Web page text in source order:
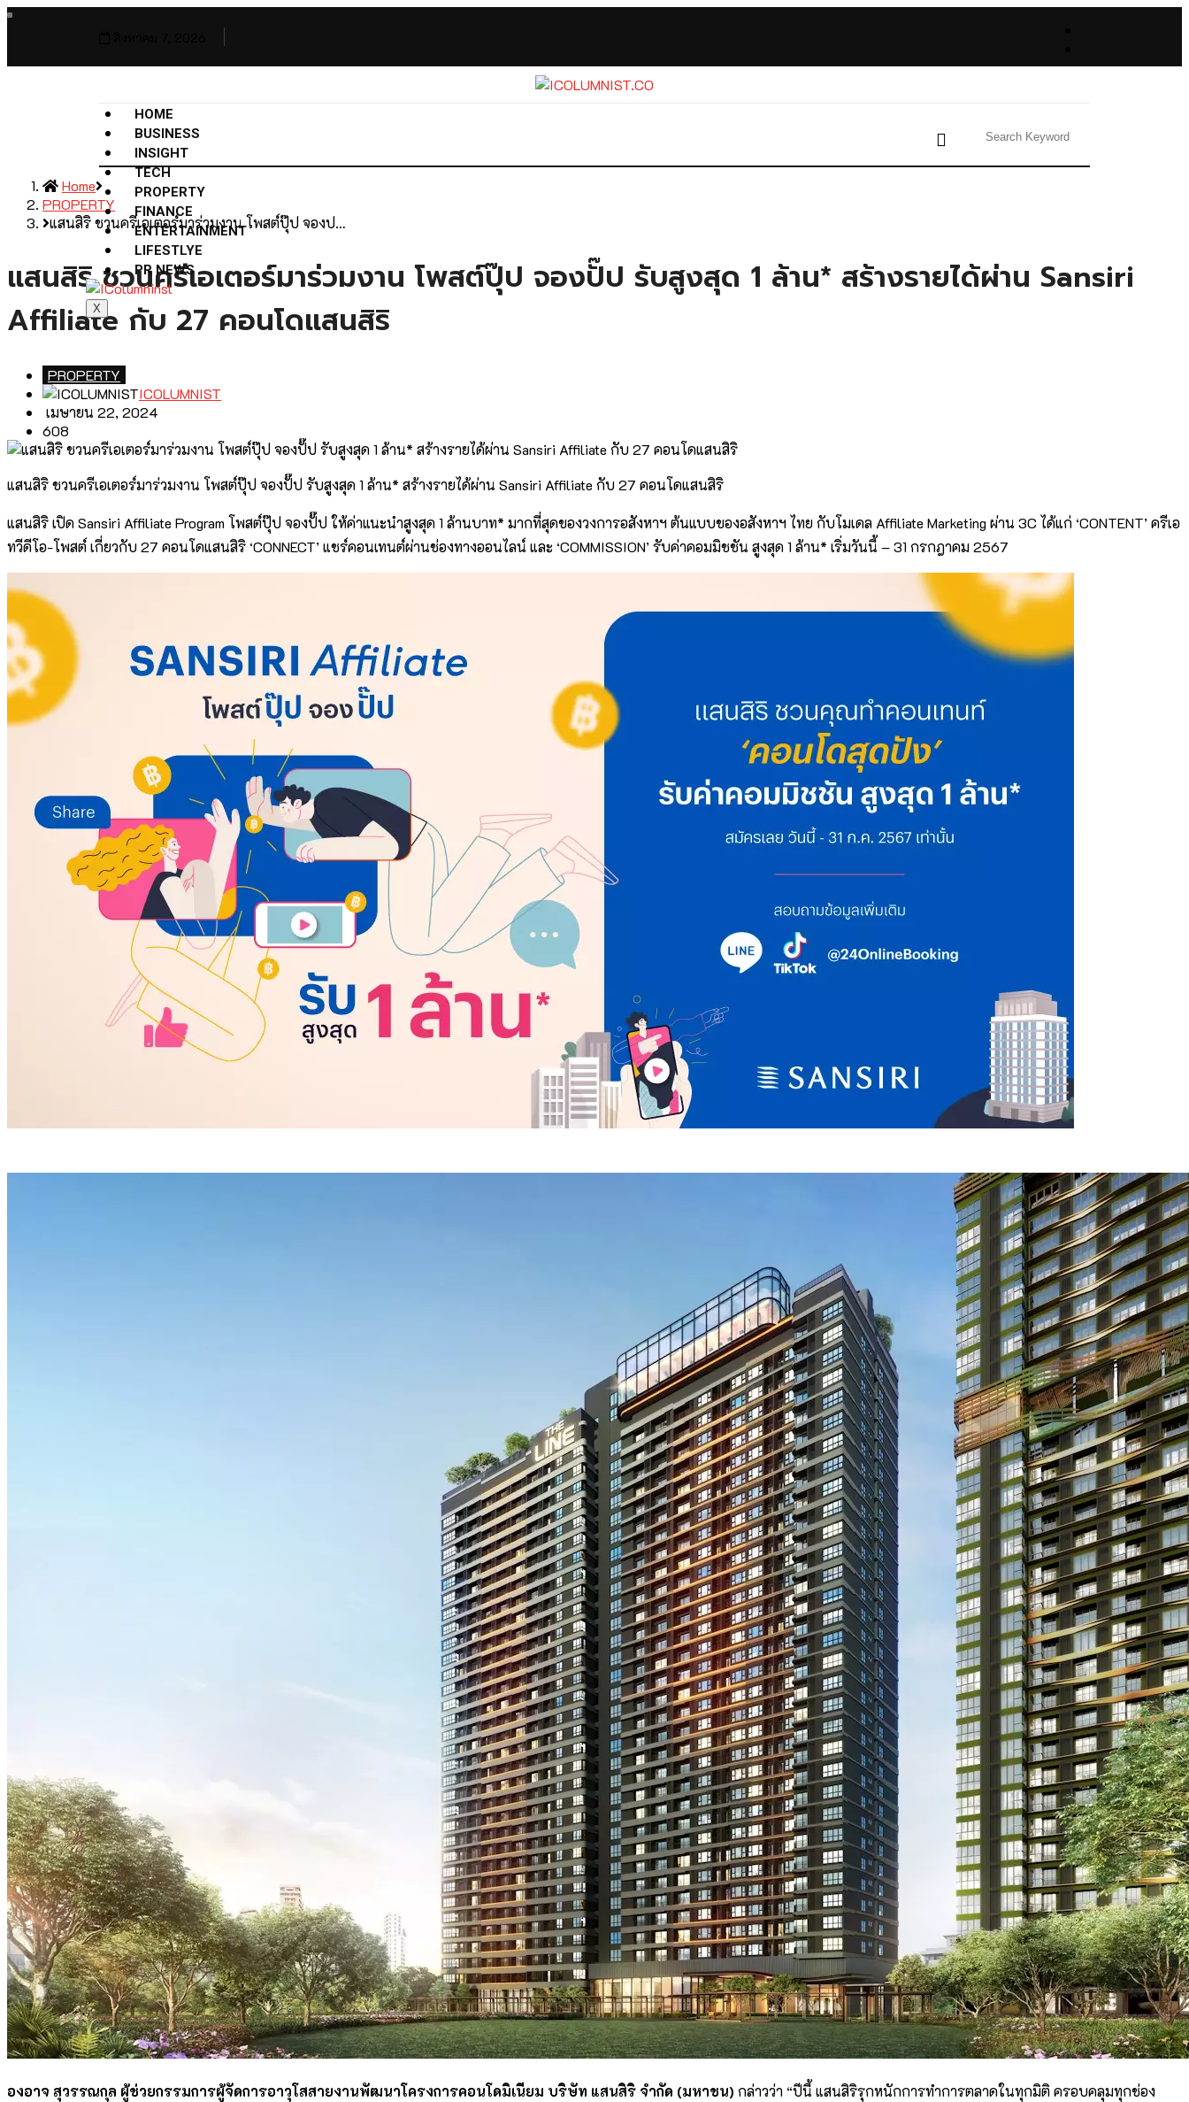
HOME
BUSINESS
INSIGHT
TECH
PROPERTY
FINANCE
ENTERTAINMENT
LIFESTLYE
PR NEWS
X
Home
PROPERTY
แสนสิริ ชวนครีเอเตอร์มาร่วมงาน โพสต์ปุ๊ป จองป…
แสนสิริ ชวนครีเอเตอร์มาร่วมงาน โพสต์ปุ๊ป จองปั๊ป รับสูงสุด 1 ล้าน* สร้างรายได้ผ่าน Sansiri
Affiliate กับ 27 คอนโดแสนสิริ
PROPERTY
ICOLUMNIST
เมษายน 22, 2024
608
แสนสิริ ชวนครีเอเตอร์มาร่วมงาน โพสต์ปุ๊ป จองปั๊ป รับสูงสุด 1 ล้าน* สร้างรายได้ผ่าน Sansiri Affiliate กับ 27 คอนโดแสนสิริ
แสนสิริ เปิด Sansiri Affiliate Program โพสต์ปุ๊ป จองปั๊ป ให้ค่าแนะนำสูงสุด 1 ล้านบาท* มากที่สุดของวงการอสังหาฯ ต้นแบบของอสังหาฯ ไทย กับโมเดล Affiliate Marketing ผ่าน 3C ได้แก่ ‘CONTENT’ ครีเอ
ทวีดีโอ-โพสต์ เกี่ยวกับ 27 คอนโดแสนสิริ ‘CONNECT’ แชร์คอนเทนต์ผ่านช่องทางออนไลน์ และ ‘COMMISSION’ รับค่าคอมมิชชัน สูงสุด 1 ล้าน* เริ่มวันนี้ – 31 กรกฎาคม 2567
องอาจ สุวรรณกุล ผู้ช่วยกรรมการผู้จัดการอาวุโสสายงานพัฒนาโครงการคอนโดมิเนียม บริษัท แสนสิริ จำกัด (มหาชน) กล่าวว่า “ปีนี้ แสนสิริรุกหนักการทำการตลาดในทุกมิติ ครอบคลุมทุกช่อง